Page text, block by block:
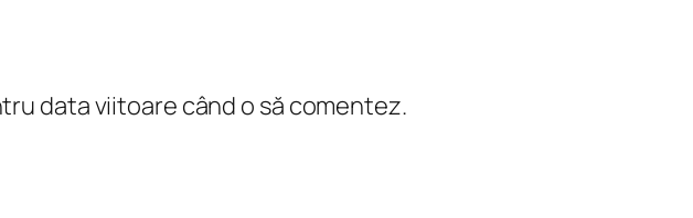
data viitoare când o să comentez.